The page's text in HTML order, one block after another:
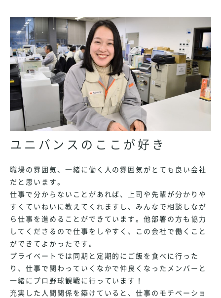
ユニバンスのここが好き
職場の雰囲気、一緒に働く人の雰囲気がとても良い会社
だと思います。
仕事で分からないことがあれば、上司や先輩が分かりや
すくていねいに教えてくれますし、みんなで相談しなが
ら仕事を進めることができています。他部署の方も協力
してくださるので仕事をしやすく、この会社で働くこと
ができてよかったです。
プライベートでは同期と定期的にご飯を食べに行った
り、仕事で関わっていくなかで仲良くなったメンバーと
一緒にプロ野球観戦に行っています！
充実した人間関係を築けていると、仕事のモチベーショ